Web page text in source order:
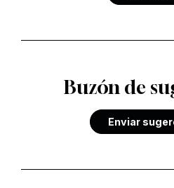
Buzón de
Enviar